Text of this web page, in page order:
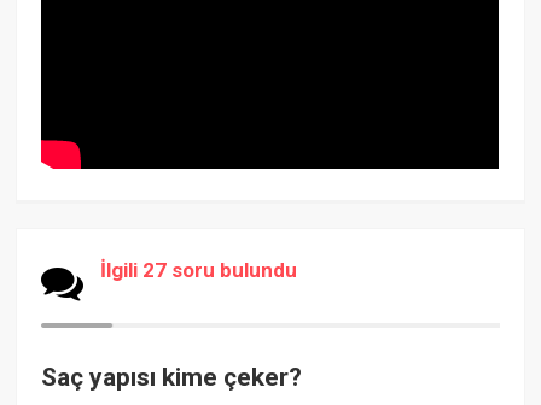
İlgili 27 soru bulundu
Saç yapısı kime çeker?